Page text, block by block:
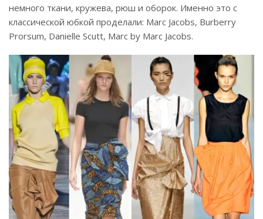
немного ткани, кружева, рюш и оборок. Именно это с
классической юбкой проделали: Marc Jacobs, Burberry
Prorsum, Danielle Scutt, Marc by Marc Jacobs.